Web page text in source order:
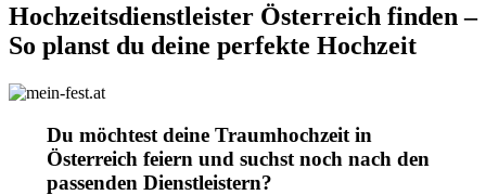
Hochzeitsdienstleister Österreich finden –
So planst du deine perfekte Hochzeit
Du möchtest deine Traumhochzeit in
Österreich feiern und suchst noch nach den
passenden Dienstleistern?